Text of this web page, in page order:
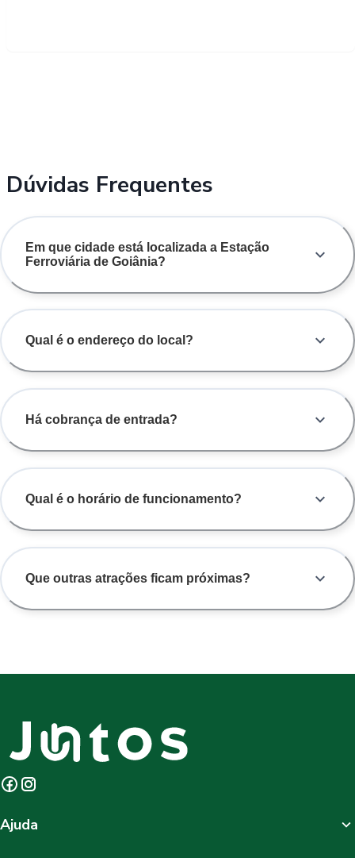
Dúvidas Frequentes
Em que cidade está localizada a Estação
Ferroviária de Goiânia?
Qual é o endereço do local?
Há cobrança de entrada?
Qual é o horário de funcionamento?
Que outras atrações ficam próximas?
Ajuda